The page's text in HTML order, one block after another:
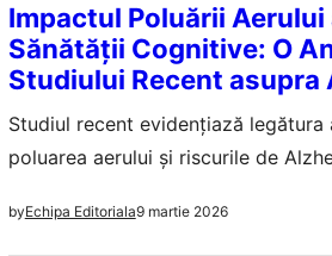
Impactul Poluării Aerului
Sănătății Cognitive: O
Studiului Recent asupra
Studiul recent evidențiază legătura
poluarea aerului și riscurile de
byEchipa Editoriala9 martie 2026